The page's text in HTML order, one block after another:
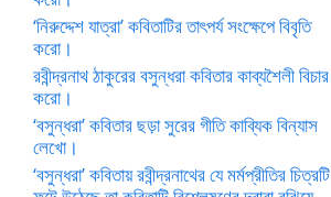
‘নিরুদ্দেশ যাত্রা’ কবিতাটির তাৎপর্য সংক্ষেপে বিবৃতি
করো।
রবীন্দ্রনাথ ঠাকুরের বসুন্ধরা কবিতার কাব্যশৈলী বিচার
করো।
‘বসুন্ধরা’ কবিতার ছড়া সুরের গীতি কাব্যিক বিন্যাস
লেখো।
‘বসুন্ধরা’ কবিতায় রবীন্দ্রনাথের যে মর্মপ্রীতির চিত্রটি